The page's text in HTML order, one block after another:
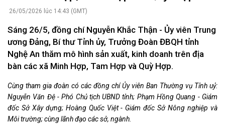
26/05/2026 lúc 14:43 (GMT)
Sáng 26/5, đồng chí Nguyễn Khắc Thận - Ủy viên Trung
ương Đảng, Bí thư Tỉnh ủy, Trưởng Đoàn ĐBQH tỉnh
Nghệ An thăm mô hình sản xuất, kinh doanh trên địa
bàn các xã Minh Hợp, Tam Hợp và Quỳ Hợp.
Cùng tham gia đoàn có các đồng chí Ủy viên Ban Thường vụ Tỉnh uỷ:
Nguyễn Văn Đệ - Phó Chủ tịch UBND tỉnh; Phạm Hồng Quang - Giám
đốc Sở Xây dựng; Hoàng Quốc Việt - Giám đốc Sở Nông nghiệp và
Môi trường; cùng lãnh đạo các sở, ngành.